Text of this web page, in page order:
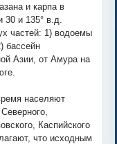
и карпа в
и 135° в.д.
частей: 1) водоемы
бассейн
Азии, от Амура на
населяют
Каспийского
что исходным